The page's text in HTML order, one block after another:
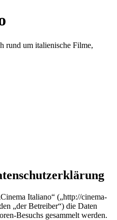
rund um italienische Filme,
Italiano“ („http://cinema-
„der Betreiber“) die Daten
Besuchs gesammelt werden.